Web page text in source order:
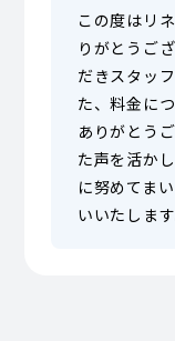
この度はリ
りがとうご
だきスタッ
た、料金に
ありがとう
た声を活か
に努めてま
いいたします